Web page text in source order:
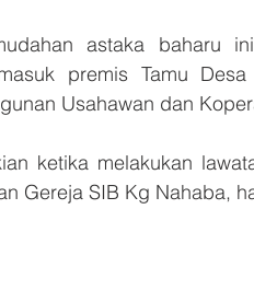
astaka baharu
premis Tamu
Usahawan dan
ketika melakukan
Gereja SIB Kg Nahaba,